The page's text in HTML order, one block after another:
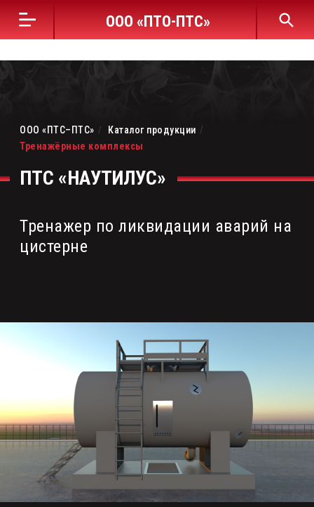
ООО «ПТО-ПТС»
Компрессоры
Дыхательная техника
Специальная защитная одежда
Средства индивидуальной защиты
Оборудование для пожарных депо,
АСФ, баз и постов ГДЗС
Услуги
Контакты
Завод — изготовитель АО «ПТС»
Материалы для скачивания
Реквизиты
ООО «ПТС–ПТС» / Каталог продукции /
Тренажёрные комплексы
ПТС «НАУТИЛУС»
Тренажер по ликвидации аварий на
цистерне